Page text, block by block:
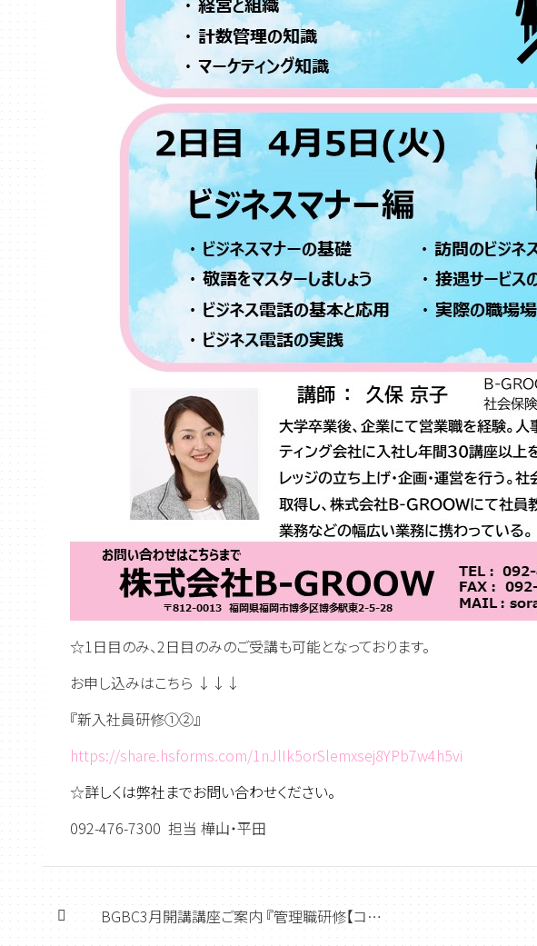
☆1日目のみ、2日目のみのご受講も可能となっております。
お申し込みはこちら ↓↓↓
『新入社員研修①②』
https://share.hsforms.com/1nJlIk5orSlemxsej8YPb7w4h5vi
☆詳しくは弊社までお問い合わせください。
092-476-7300 担当 樺山・平田
BGBC3月開講講座ご案内 『管理職研修【コミュニケーション②】』、『ハラスメント【窓口対応】』